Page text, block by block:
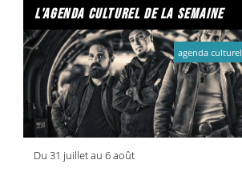
l'agenda culturel de la semaine
Du 31 juillet au 6 août
agenda culturel